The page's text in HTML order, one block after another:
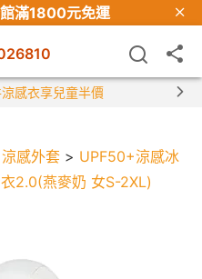
滿1800元免運
涼感衣享兒童半價
涼感外套 > UPF50+涼感冰
2.0(燕麥奶 女S-2XL)